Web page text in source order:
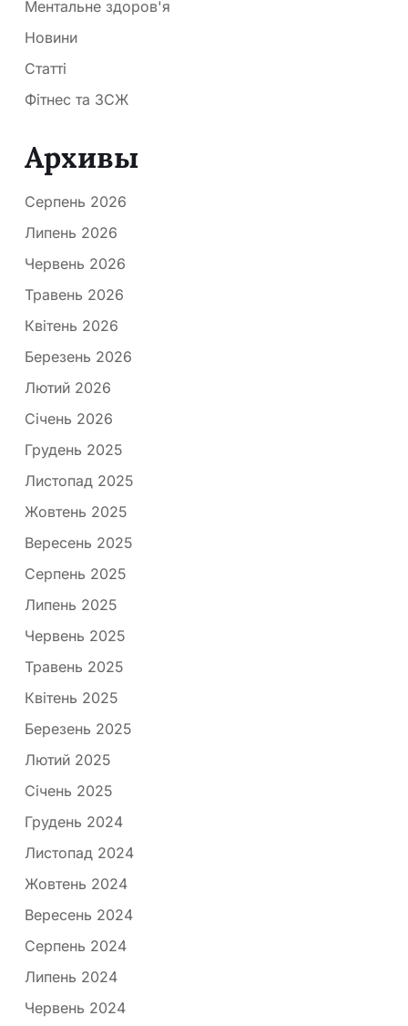
Ментальне здоров'я
Новини
Статті
Фітнес та ЗСЖ
Архивы
Серпень 2026
Липень 2026
Червень 2026
Травень 2026
Квітень 2026
Березень 2026
Лютий 2026
Січень 2026
Грудень 2025
Листопад 2025
Жовтень 2025
Вересень 2025
Серпень 2025
Липень 2025
Червень 2025
Травень 2025
Квітень 2025
Березень 2025
Лютий 2025
Січень 2025
Грудень 2024
Листопад 2024
Жовтень 2024
Вересень 2024
Серпень 2024
Липень 2024
Червень 2024